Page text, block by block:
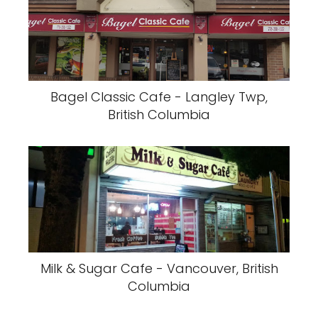
Bagel Classic Cafe - Langley Twp,
British Columbia
Milk & Sugar Cafe - Vancouver, British
Columbia